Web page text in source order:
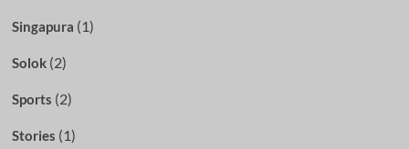
Singapura (1)
Solok(2)
Sports (2)
Stories (1)